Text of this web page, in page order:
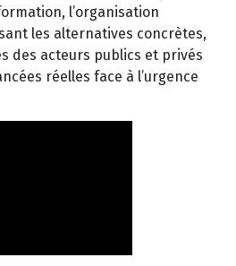
l’organisation
les alternatives concrètes,
des acteurs publics et privés
réelles face à l’urgence